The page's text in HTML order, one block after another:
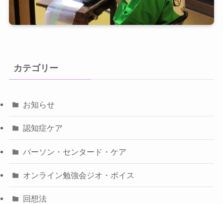
カテゴリー
お知らせ
認知症ケア
パーソン・センタード・ケア
オンライン勉強会ジオ・ボイス
回想法